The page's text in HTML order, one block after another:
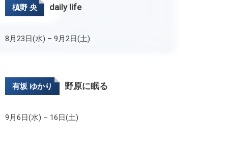
槙野 央 daily life
8月23日(水) – 9月2日(土)
有坂 ゆかり 野原に眠る
9月6日(水) – 16日(土)